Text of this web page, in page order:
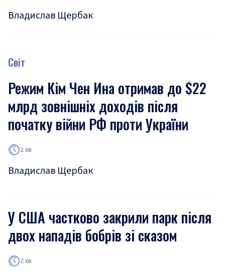
Владислав Щербак
Світ
Режим Кім Чен Ина отримав до $22
млрд зовнішніх доходів після
початку війни РФ проти України
2 хв
Владислав Щербак
У США частково закрили парк після
двох нападів бобрів зі сказом
2 хв